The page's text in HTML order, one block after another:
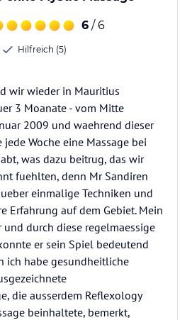
6 / 6
Hilfreich (5)
wir wieder in Mauritius
3 Moanate - vom Mitte
2009 und waehrend dieser
Woche eine Massage bei
was dazu beitrug, das wir
fuehlten, denn Mr Sandiren
einmalige Techniken und
Erfahrung auf dem Gebiet. Mein
durch diese regelmaessige
er sein Spiel bedeutend
ich habe gesundheitliche
die ausserdem Reflexology
beinhaltete, bemerkt,